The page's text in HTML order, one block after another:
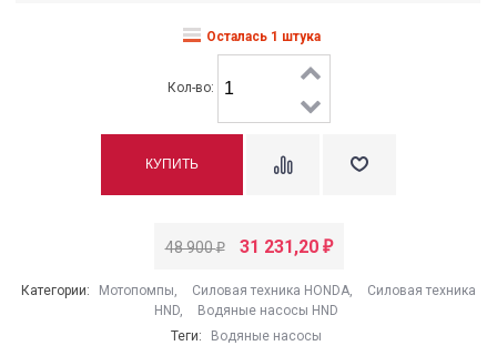
Осталась 1 штука
Кол-во:
48 900₽ 31 231,20 ₽
Категории: Мотопомпы, Силовая техника HONDA,
Силовая техника
HND,
Водяные насосы HND
Теги:
Водяные насосы